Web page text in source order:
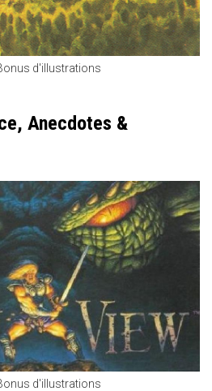
d'illustrations
Anecdotes &
d'illustrations